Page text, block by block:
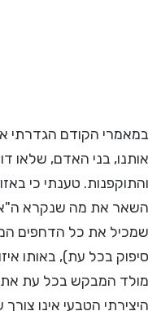
במאמרי הקודם הגדרתי
אותנו, בני האדם, שלאו
והתוקפנות. טענתי כי
השאר את מה שנקרא
שמכיל את כל הדחפים
סיפוק בכל עת), באותו
מולד המבקש בכל עת את
היצירתי הטבעי אינו צורך